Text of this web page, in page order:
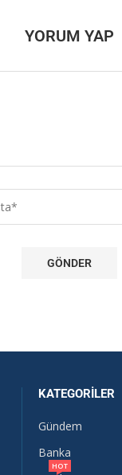
YORUM YAP
KATEGORILER
Gündem
Banka
HOT